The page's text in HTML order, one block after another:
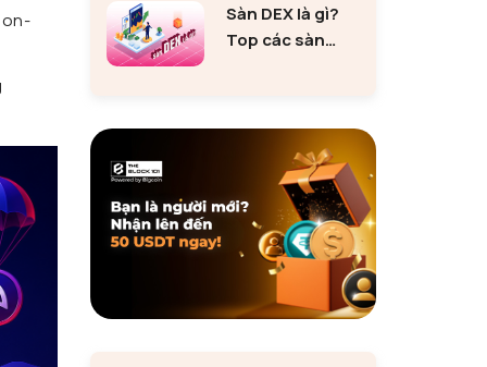
on-
mới
Sàn DEX là gì?
Top các sàn